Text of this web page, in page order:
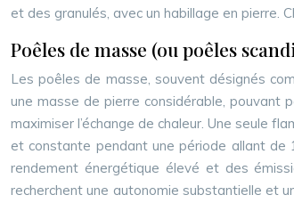
et des granulés, avec un habillage en pierre.
Poêles de masse (ou poêles
Les poêles de masse, souvent désignés
une masse de pierre considérable, pouvant
maximiser l’échange de chaleur. Une seule
et constante pendant une période allant de
rendement énergétique élevé et des
recherchent une autonomie substantielle et